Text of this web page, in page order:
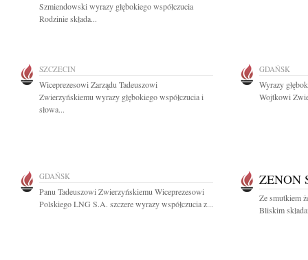
Szmiendowski wyrazy głębokiego współczucia
Rodzinie składa...
SZCZECIN
Wiceprezesowi Zarządu Tadeuszowi
Zwierzyńskiemu wyrazy głębokiego współczucia i
słowa...
GDAŃSK
Wyrazy
Wojtkowi
GDAŃSK
Panu Tadeuszowi Zwierzyńskiemu Wiceprezesowi
Polskiego LNG S.A. szczere wyrazy współczucia z...
ZENON
Ze smutkiem
Bliskim